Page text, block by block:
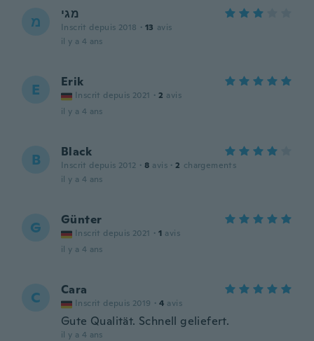
מ מגי
Inscrit depuis 2018 · 13 avis
il y a 4 ans
E Erik
Inscrit depuis 2021 · 2 avis
il y a 4 ans
B Black
Inscrit depuis 2012 · 8 avis · 2 chargements
il y a 4 ans
G Günter
Inscrit depuis 2021 · 1 avis
il y a 4 ans
C Cara
Inscrit depuis 2019 · 4 avis
Gute Qualität. Schnell geliefert.
il y a 4 ans